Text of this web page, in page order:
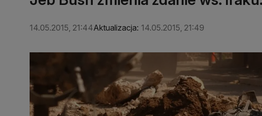
14.05.2015, 21:44Aktualizacja: 14.05.2015, 21:49